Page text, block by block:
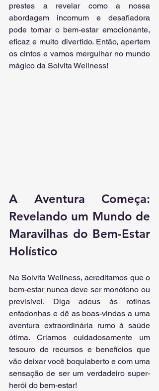
prestes a revelar como a nossa
abordagem incomum e desafiadora
pode tornar o bem-estar emocionante,
eficaz e muito divertido. Então, apertem
os cintos e vamos mergulhar no mundo
mágico da Solvita Wellness!
A Aventura Começa:
Revelando um Mundo de
Maravilhas do Bem-Estar
Holístico
Na Solvita Wellness, acreditamos que o
bem-estar nunca deve ser monótono ou
previsível. Diga adeus às rotinas
enfadonhas e dê as boas-vindas a uma
aventura extraordinária rumo à saúde
ótima. Criamos cuidadosamente um
tesouro de recursos e benefícios que
vão deixar você boquiaberto e com uma
sensação de ser um verdadeiro super-
herói do bem-estar!